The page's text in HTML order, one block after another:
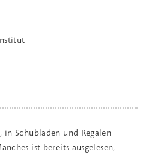
Schubladen und Regalen
ist bereits ausgelesen,